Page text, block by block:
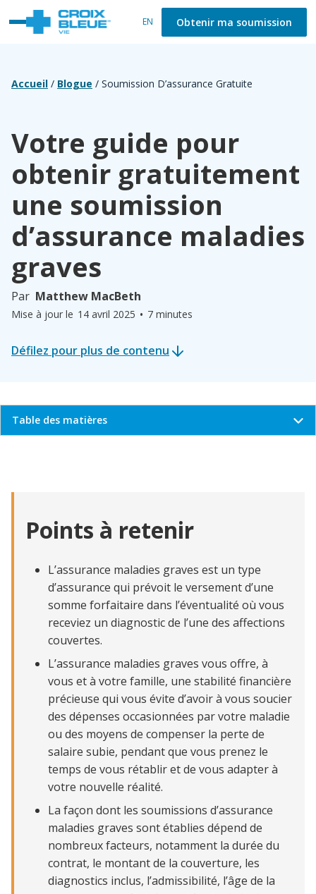
EN Obtenir ma soumission
Accueil / Blogue / Soumission D’assurance Gratuite
Votre guide pour
obtenir gratuitement
une soumission
d’assurance maladies
graves
Par Matthew MacBeth
Mise à jour le 14 avril 2025 • 7 minutes
Défilez pour plus de contenu
Table des matières
Que se passe-t-il si j’ai déjà un régime d’assurance
Comment puis-je obtenir une soumission
d’assurance maladies graves?
Parler à un conseiller ou une conseillère au sujet de la
souscription d’une assurance maladies graves
Types de problèmes de santé couverts par l’assurance
maladies graves
Obtenez votre soumission d’assurance maladies graves en
Présenter une demande d’assurance maladies graves
après avoir reçu une soumission
Explorez les produits d’assurance maladies graves de Croix
Bleue Vie
Points à retenir
L’assurance maladies graves est un type
d’assurance qui prévoit le versement d’une
somme forfaitaire dans l’éventualité où vous
receviez un diagnostic de l’une des affections
couvertes.
L’assurance maladies graves vous offre, à
vous et à votre famille, une stabilité financière
précieuse qui vous évite d’avoir à vous soucier
des dépenses occasionnées par votre maladie
ou des moyens de compenser la perte de
salaire subie, pendant que vous prenez le
temps de vous rétablir et de vous adapter à
votre nouvelle réalité.
La façon dont les soumissions d’assurance
maladies graves sont établies dépend de
nombreux facteurs, notamment la durée du
contrat, le montant de la couverture, les
diagnostics inclus, l’admissibilité, l’âge de la